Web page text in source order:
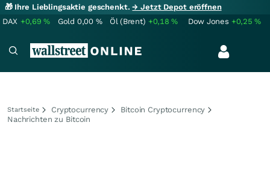
🎁 Ihre Lieblingsaktie geschenkt.→ Jetzt Depot eröffnen
DAX +0,69% Gold 0,00 % Öl (Brent) +0,18% Dow Jones +0,25%
Startseite Cryptocurrency
Bitcoin Cryptocurrency
Nachrichten zu Bitcoin